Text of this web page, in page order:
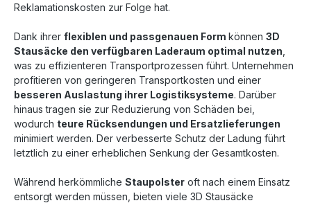
Reklamationskosten zur Folge hat.
Dank ihrer flexiblen und passgenauen Form können 3D
Stausäcke den verfügbaren Laderaum optimal nutzen
was zu effizienteren Transportprozessen führt. Unternehmen
profitieren von geringeren Transportkosten und einer
besseren Auslastung ihrer Logistiksysteme. Darüber
hinaus tragen sie zur Reduzierung von Schäden bei,
wodurch teure Rücksendungen und Ersatzlieferungen
minimiert werden. Der verbesserte Schutz der Ladung führt
letztlich zu einer erheblichen Senkung der Gesamtkosten.
Während herkömmliche Staupolster oft nach einem Einsatz
entsorgt werden müssen, bieten viele 3D Stausäcke